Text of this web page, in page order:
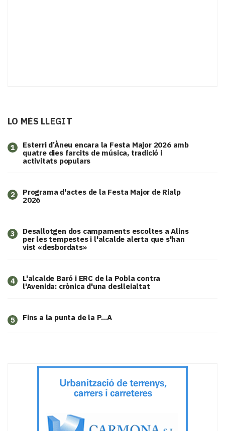
LO MÉS LLEGIT
1
Esterri d’Àneu encara la Festa Major 2026 amb
quatre dies farcits de música, tradició i
activitats populars
2
Programa d'actes de la Festa Major de Rialp
2026
3
​Desallotgen dos campaments escoltes a Alins
per les tempestes i l'alcalde alerta que s'han
vist «desbordats»
4
L'alcalde Baró i ERC de la Pobla contra
l'Avenida: crònica d'una deslleialtat
5 Fins a la punta de la P...A